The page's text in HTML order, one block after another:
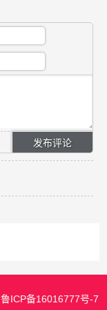
鲁ICP备16016777号-7